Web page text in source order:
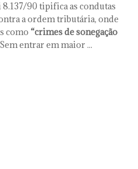
8.137/90 tipifica as condutas
a ordem tributária, onde
como “crimes de sonegação
Sem entrar em maior ...